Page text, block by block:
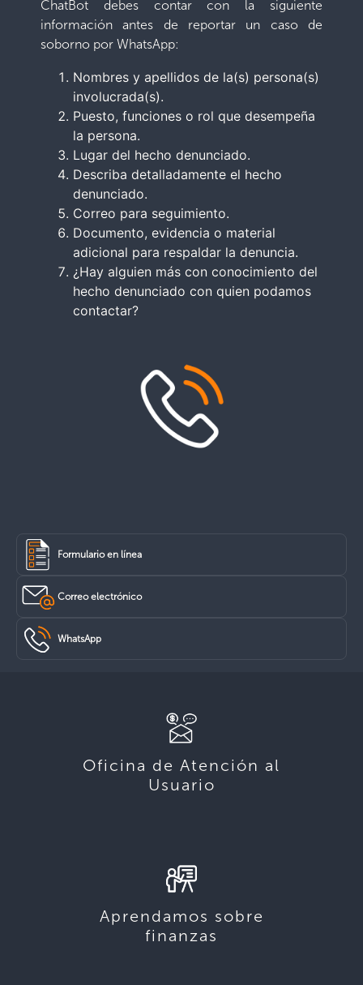
ChatBot debes contar con la siguiente
información antes de reportar un caso de
soborno por WhatsApp:
Nombres y apellidos de la(s) persona(s)
involucrada(s).
Puesto, funciones o rol que desempeña
la persona.
Lugar del hecho denunciado.
Describa detalladamente el hecho
denunciado.
Correo para seguimiento.
Documento, evidencia o material
adicional para respaldar la denuncia.
¿Hay alguien más con conocimiento del
hecho denunciado con quien podamos
contactar?
Formulario en línea
Correo electrónico
WhatsApp
Oficina de Atención al
Usuario
Aprendamos sobre
finanzas